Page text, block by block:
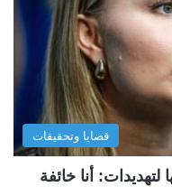
قضايا وتحقيقات
أنا خائفة